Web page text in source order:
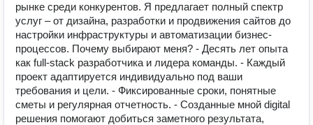
рынке среди конкурентов. Я предлагает полный спектр
услуг – от дизайна, разработки и продвижения сайтов до
настройки инфраструктуры и автоматизации бизнес-
процессов. Почему выбирают меня? - Десять лет опыта
как full-stack разработчика и лидера команды. - Каждый
проект адаптируется индивидуально под ваши
требования и цели. - Фиксированные сроки, понятные
сметы и регулярная отчетность. - Созданные мной digital
решения помогают добиться заметного результата,